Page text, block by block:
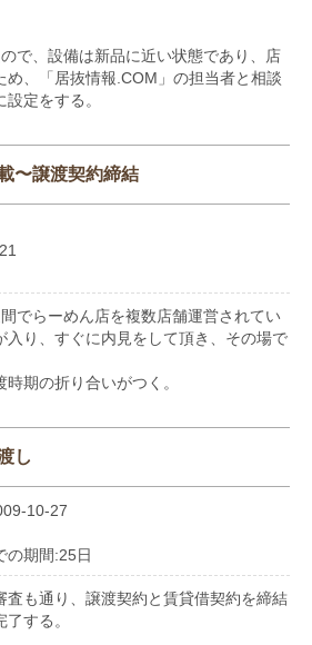
で、設備は新品に近い状態であり、店
め、「居抜情報.COM」の担当者と相談
定をする。
〜譲渡契約締結
でらーめん店を複数店舗運営されてい
入り、すぐに内見をして頂き、その場で
期の折り合いがつく。
し
10-27
の期間:25日
査も通り、譲渡契約と賃貸借契約を締結
する。